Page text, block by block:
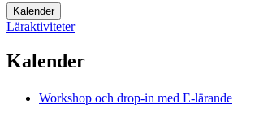
Kalender
Läraktiviteter
Kalender
Workshop och drop-in med E-lärande